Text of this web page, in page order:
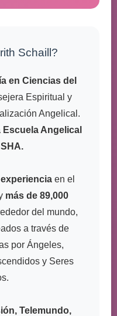
Schaill?
en Ciencias del
Espiritual y
Angelical.
Escuela Angelical
en el
más de 89,000
del mundo,
a través de
por Ángeles,
y Seres
Telemundo,